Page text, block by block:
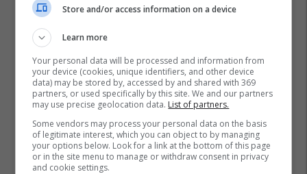
Store and/or access information on a device
Learn more
Your personal data will be processed and information from
your device (cookies, unique identifiers, and other device
data) may be stored by, accessed by and shared with 369
partners, or used specifically by this site. We and our partners
may use precise geolocation data. List of partners.
Some vendors may process your personal data on the basis
of legitimate interest, which you can object to by managing
your options below. Look for a link at the bottom of this page
or in the site menu to manage or withdraw consent in privacy
and cookie settings.